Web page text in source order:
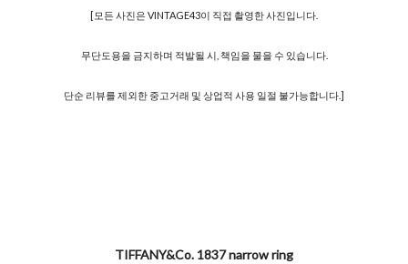
[모든 사진은 VINTAGE43이 직접 촬영한 사진입니다.
무단도용을 금지하며 적발될 시, 책임을 물을 수 있습니다.
단순 리뷰를 제외한 중고거래 및 상업적 사용 일절 불가능합니다.]
TIFFANY&Co. 1837 narrow ring